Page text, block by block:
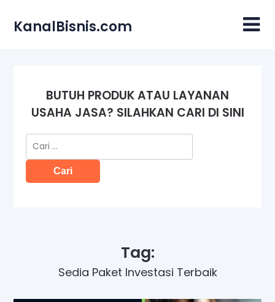
content
KanalBisnis.com
BUTUH PRODUK ATAU LAYANAN
USAHA JASA? SILAHKAN CARI DI SINI
Cari
untuk:
Tag:
Sedia Paket Investasi Terbaik